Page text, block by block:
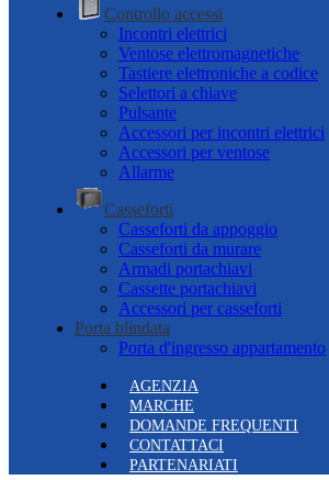
Controllo accessi
Incontri elettrici
Ventose elettromagnetiche
Tastiere elettroniche a codice
Selettori a chiave
Pulsante
Accessori per incontri elettrici
Accessori per ventose
Allarme
Casseforti
Casseforti da appoggio
Casseforti da murare
Armadi portachiavi
Cassette portachiavi
Accessori per casseforti
Porta blindata
Porta d'ingresso appartamento
AGENZIA
MARCHE
DOMANDE FREQUENTI
CONTATTACI
PARTENARIATI